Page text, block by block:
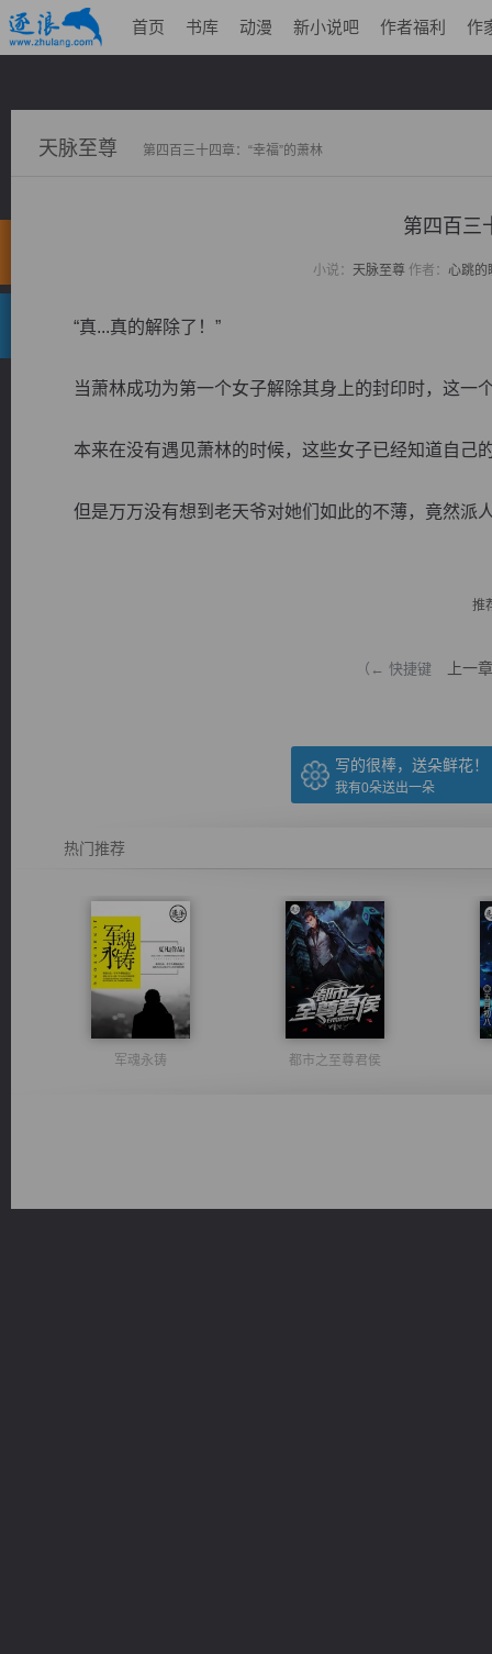
首页 书库 动漫 新小说吧 作者福利 作
天脉至尊 第四百三十四章：“幸福”的萧林
第四百三
小说： 天脉至尊作者： 心跳的
“真...真的解除了！”
当萧林成功为第一个女子解除其身上的封印时，这一
本来在没有遇见萧林的时候，这些女子已经知道自己
但是万万没有想到老天爷对她们如此的不薄，竟然派
推
（← 快捷键 上一章
写的很棒，送朵鲜花！
我有0朵送出一朵
热门推荐
军魂永铸 都市之至尊君侯